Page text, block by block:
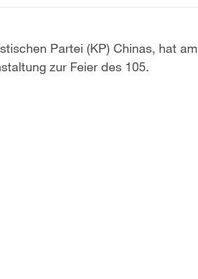
Partei (KP) Chinas, hat am
zur Feier des 105.